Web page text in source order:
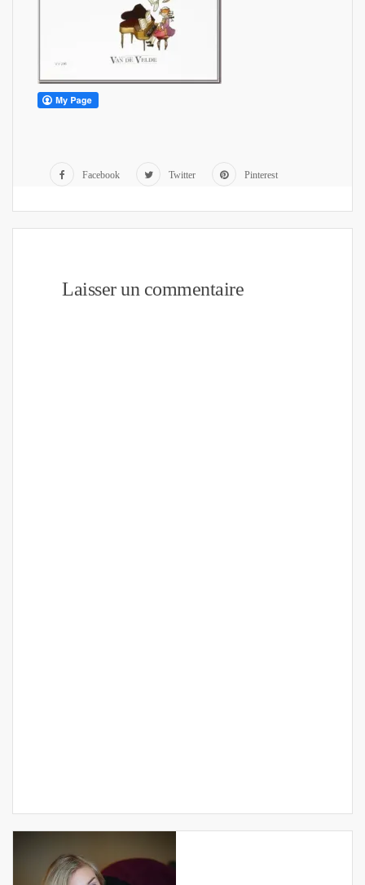
Facebook Twitter Pinterest
Laisser un commentaire